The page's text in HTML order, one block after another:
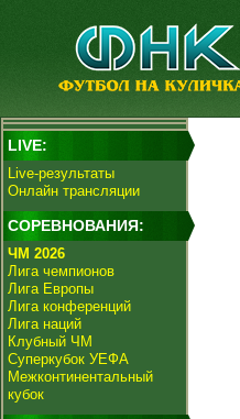
LIVE:
Live-результаты
Онлайн трансляции
СОРЕВНОВАНИЯ:
ЧМ 2026
Лига чемпионов
Лига Европы
Лига конференций
Лига наций
Клубный ЧМ
Суперкубок УЕФА
Межконтинентальный
кубок